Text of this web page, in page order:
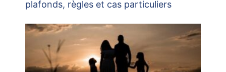
plafonds, règles et cas particuliers